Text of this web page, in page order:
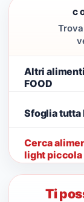
Altri alimenti
FOOD
Sfoglia tutta
Cerca
light piccola
Ti